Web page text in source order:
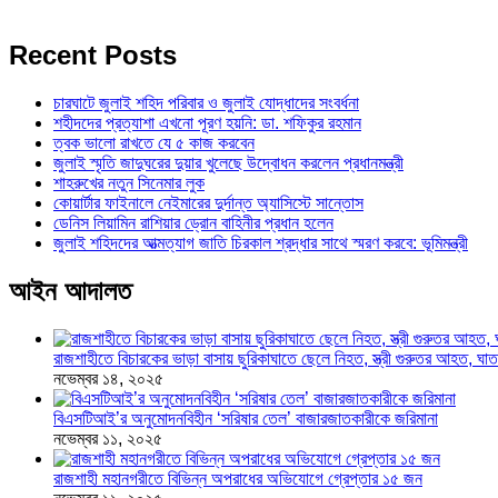
Recent Posts
চারঘাটে জুলাই শহিদ পরিবার ও জুলাই যোদ্ধাদের সংবর্ধনা
শহীদদের প্রত্যাশা এখনো পূরণ হয়নি: ডা. শফিকুর রহমান
ত্বক ভালো রাখতে যে ৫ কাজ করবেন
জুলাই স্মৃতি জাদুঘরের দুয়ার খুলেছে উদ্বোধন করলেন প্রধানমন্ত্রী
শাহরুখের নতুন সিনেমার লুক
কোয়ার্টার ফাইনালে নেইমারের দুর্দান্ত অ্যাসিস্টে সান্তোস
ডেনিস লিয়ামিন রাশিয়ার ড্রোন বাহিনীর প্রধান হলেন
জুলাই শহিদদের আত্মত্যাগ জাতি চিরকাল শ্রদ্ধার সাথে স্মরণ করবে: ভূমিমন্ত্রী
আইন আদালত
রাজশাহীতে বিচারকের ভাড়া বাসায় ছুরিকাঘাতে ছেলে নিহত, স্ত্রী গুরুতর আহত,
নভেম্বর ১৪, ২০২৫
বিএসটিআই’র অনুমোদনবিহীন ‘সরিষার তেল’ বাজারজাতকারীকে জরিমানা
নভেম্বর ১১, ২০২৫
রাজশাহী মহানগরীতে বিভিন্ন অপরাধের অভিযোগে গ্রেপ্তার ১৫ জন